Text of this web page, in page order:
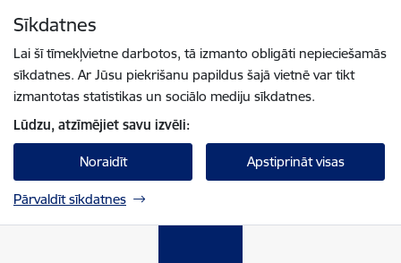
Sīkdatnes
Lai šī tīmekļvietne darbotos, tā izmanto obligāti nepieciešamās
sīkdatnes. Ar Jūsu piekrišanu papildus šajā vietnē var tikt
izmantotas statistikas un sociālo mediju sīkdatnes.
Lūdzu, atzīmējiet savu izvēli:
Noraidīt Apstiprināt visas
Pārvaldīt sīkdatnes